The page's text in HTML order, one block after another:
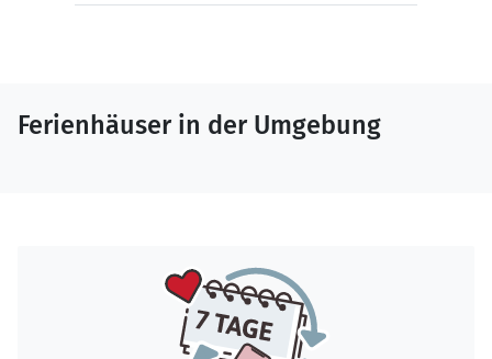
Ferienhäuser in der Umgebung